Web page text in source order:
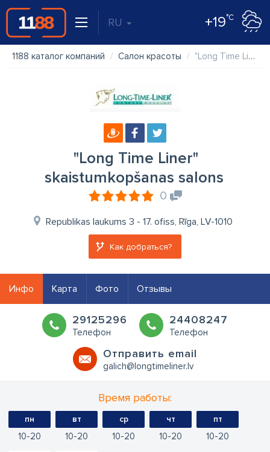
RU +19°C
1188 каталог компаний Салон красоты "Long Time Liner" skaistumkopšanas salons
"Long Time Liner"
skaistumkopšanas salons
0
Republikas laukums 3 - 17. ofiss, Rīga, LV-1010
Как добраться?
Инфо Карта Фото Отзывы
29125296
Телефон
24408247
Телефон
Oтправить email
galich@longtimeliner.lv
Время работы:
пн
10 20
вт
10 20
ср
10 20
чт
10 20
пт
10 20